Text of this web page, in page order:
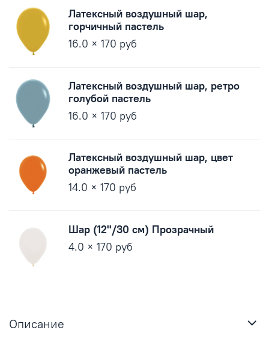
Латексный воздушный шар,
горчичный пастель
16.0 × 170 руб
Латексный воздушный шар, ретро
голубой пастель
16.0 × 170 руб
Латексный воздушный шар, цвет
оранжевый пастель
14.0 × 170 руб
Шар (12''/30 см) Прозрачный
4.0 × 170 руб
Описание